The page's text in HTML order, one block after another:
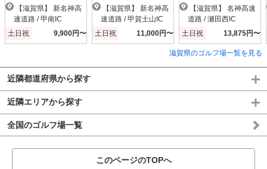
速道路 / 甲南IC
土日祝
9,900円〜
速道路 / 甲賀土山IC
土日祝
11,000円〜
道路 / 瀬田西IC
土日祝
13,875円〜
滋賀県のゴルフ場一覧を見る
近隣都道府県から探す
近隣エリアから探す
全国のゴルフ場一覧
このページのTOPへ